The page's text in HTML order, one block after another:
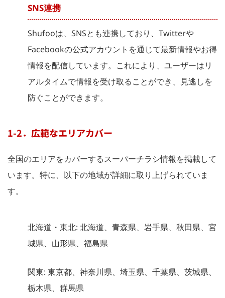
SNS連携
Shufooは、SNSとも連携しており、Twitterや
Facebookの公式アカウントを通じて最新情報やお得
情報を配信しています。これにより、ユーザーはリ
アルタイムで情報を受け取ることができ、見逃しを
防ぐことができます。
1-2．広範なエリアカバー
全国のエリアをカバーするスーパーチラシ情報を掲載して
います。特に、以下の地域が詳細に取り上げられていま
す。
北海道・東北: 北海道、青森県、岩手県、秋田県、宮
城県、山形県、福島県
関東: 東京都、神奈川県、埼玉県、千葉県、茨城県、
栃木県、群馬県